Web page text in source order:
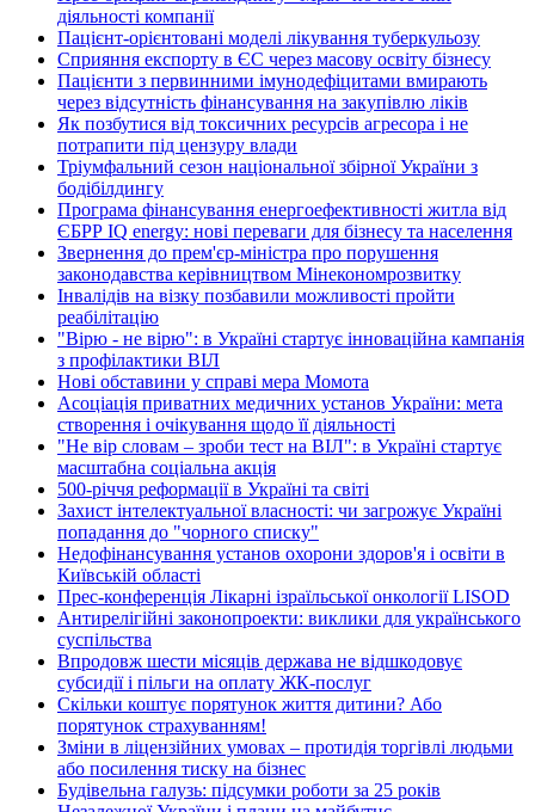
діяльності компанії
Пацієнт-орієнтовані моделі лікування туберкульозу
Сприяння експорту в ЄС через масову освіту бізнесу
Пацієнти з первинними імунодефіцитами вмирають
через відсутність фінансування на закупівлю ліків
Як позбутися від токсичних ресурсів агресора і не
потрапити під цензуру влади
Тріумфальний сезон національної збірної України з
бодібілдингу
Програма фінансування енергоефективності житла від
ЄБРР IQ energy: нові переваги для бізнесу та населення
Звернення до прем'єр-міністра про порушення
законодавства керівництвом Мінекономрозвитку
Інвалідів на візку позбавили можливості пройти
реабілітацію
"Вірю - не вірю": в Україні стартує інноваційна кампанія
з профілактики ВІЛ
Нові обставини у справі мера Момота
Асоціація приватних медичних установ України: мета
створення і очікування щодо її діяльності
"Не вір словам – зроби тест на ВІЛ": в Україні стартує
масштабна соціальна акція
500-річчя реформації в Україні та світі
Захист інтелектуальної власності: чи загрожує Україні
попадання до "чорного списку"
Недофінансування установ охорони здоров'я і освіти в
Київській області
Прес-конференція Лікарні ізраїльської онкології LISOD
Антирелігійні законопроекти: виклики для українського
суспільства
Впродовж шести місяців держава не відшкодовує
субсидії і пільги на оплату ЖК-послуг
Скільки коштує порятунок життя дитини? Або
порятунок страхуванням!
Зміни в ліцензійних умовах – протидія торгівлі людьми
або посилення тиску на бізнес
Будівельна галузь: підсумки роботи за 25 років